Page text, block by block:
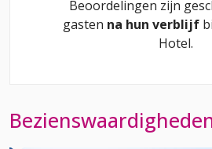
Beoordelingen zijn
gasten na hun verblijf
Hotel.